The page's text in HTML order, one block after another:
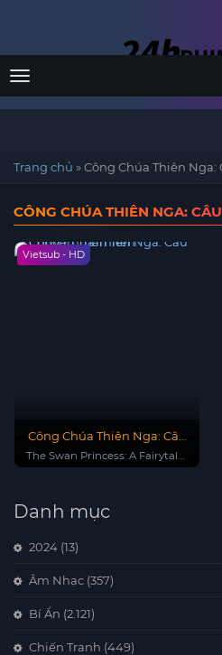
Menu
Trang chủ »Công Chúa Thiên Nga:
CÔNG CHÚA THIÊN NGA:
Vietsub - HD
Công Chúa Thiên Nga: Câu
Chuyện Thần Tiên
The Swan Princess: A Fairytale
Danh mục
2024 (13)
Âm Nhạc (357)
Bí Ẩn (2.121)
Chiến Tranh (449)